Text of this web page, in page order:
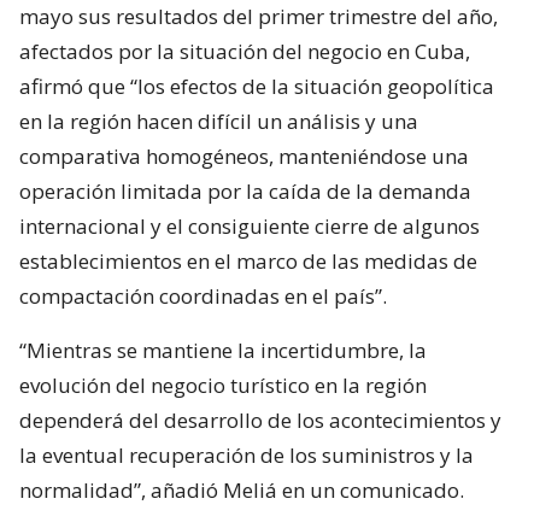
mayo sus resultados del primer trimestre del año,
afectados por la situación del negocio en Cuba,
afirmó que “los efectos de la situación geopolítica
en la región hacen difícil un análisis y una
comparativa homogéneos, manteniéndose una
operación limitada por la caída de la demanda
internacional y el consiguiente cierre de algunos
establecimientos en el marco de las medidas de
compactación coordinadas en el país”.
“Mientras se mantiene la incertidumbre, la
evolución del negocio turístico en la región
dependerá del desarrollo de los acontecimientos y
la eventual recuperación de los suministros y la
normalidad”, añadió Meliá en un comunicado.